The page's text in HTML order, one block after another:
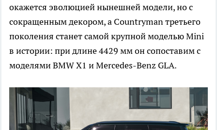
окажется эволюцией нынешней модели, но с
сокращенным декором, а Countryman третьего
поколения станет самой крупной моделью Mini
в истории: при длине 4429 мм он сопоставим с
моделями BMW X1 и Mercedes-Benz GLA.